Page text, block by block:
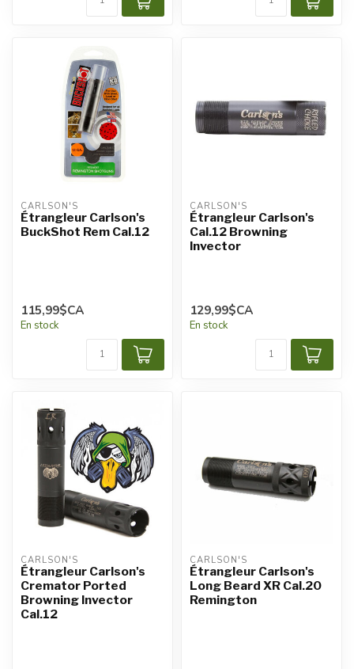
CARLSON'S
Étrangleur Carlson's
BuckShot Rem Cal.12
115,99$CA
En stock
CARLSON'S
Étrangleur Carlson's
Cal.12 Browning
Invector
129,99$CA
En stock
CARLSON'S
Étrangleur Carlson's
Cremator Ported
Browning Invector
Cal.12
CARLSON'S
Étrangleur Carlson's
Long Beard XR Cal.20
Remington